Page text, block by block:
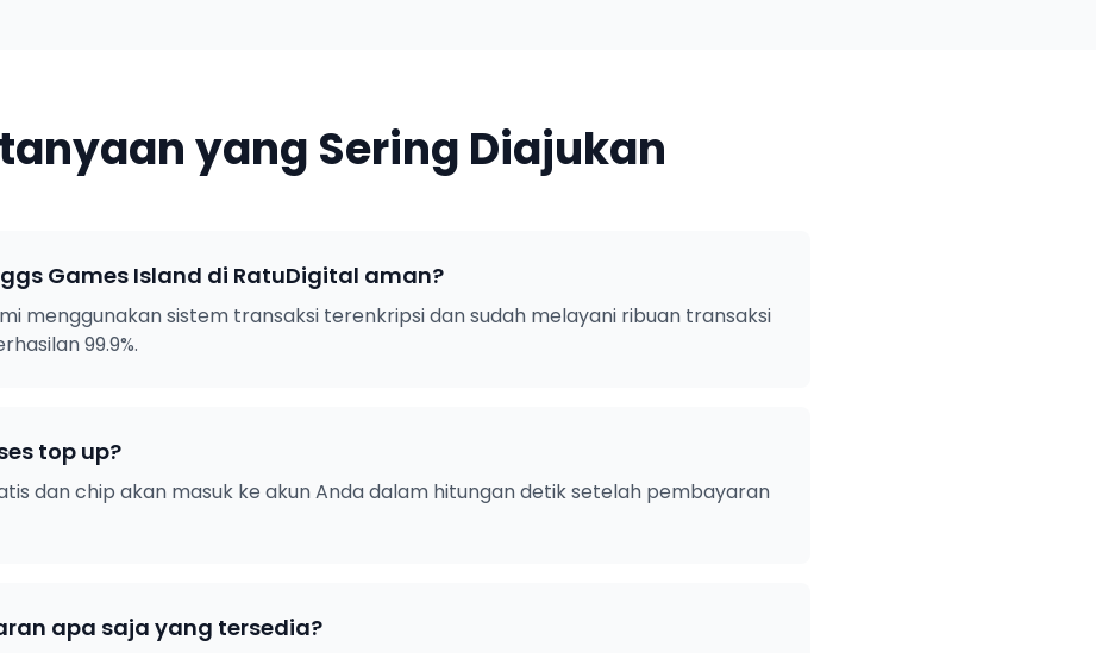
yang Sering Diajukan
Games Island di RatuDigital aman?
menggunakan sistem transaksi terenkripsi dan sudah melayani ribuan transaksi
99.9%.
top up?
dan chip akan masuk ke akun Anda dalam hitungan detik setelah pembayaran
apa saja yang tersedia?